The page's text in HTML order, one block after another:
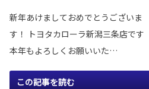
新年あけましておめでとうございま
す！ トヨタカローラ新潟三条店です
本年もよろしくお願いいた…
この記事を読む